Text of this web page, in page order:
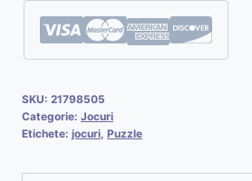
SKU: 21798505
Categorie: Jocuri
Etichete: jocuri Puzzle